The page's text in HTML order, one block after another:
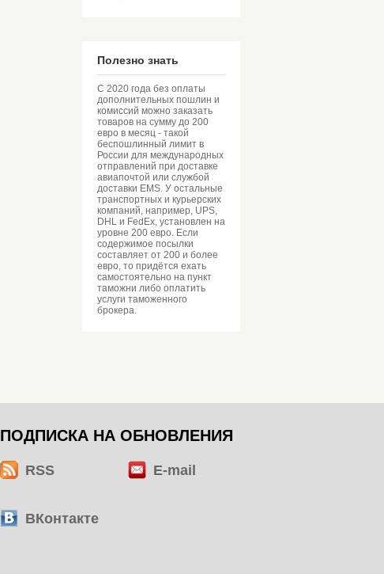
Полезно знать
С 2020 года без оплаты
дополнительных пошлин и
комиссий можно заказать
товаров на сумму до 200
евро в месяц - такой
беспошлинный лимит в
России для международных
отправлений при доставке
авиапочтой или службой
доставки EMS. У остальные
транспортных и курьерских
компаний, например, UPS,
DHL и FedEx, установлен на
уровне 200 евро. Если
содержимое посылки
составляет от 200 и более
евро, то придётся ехать
самостоятельно на пункт
таможни либо оплатить
услуги таможенного
брокера.
ПОДПИСКА НА ОБНОВЛЕНИЯ
RSS E-mail
ВКонтакте